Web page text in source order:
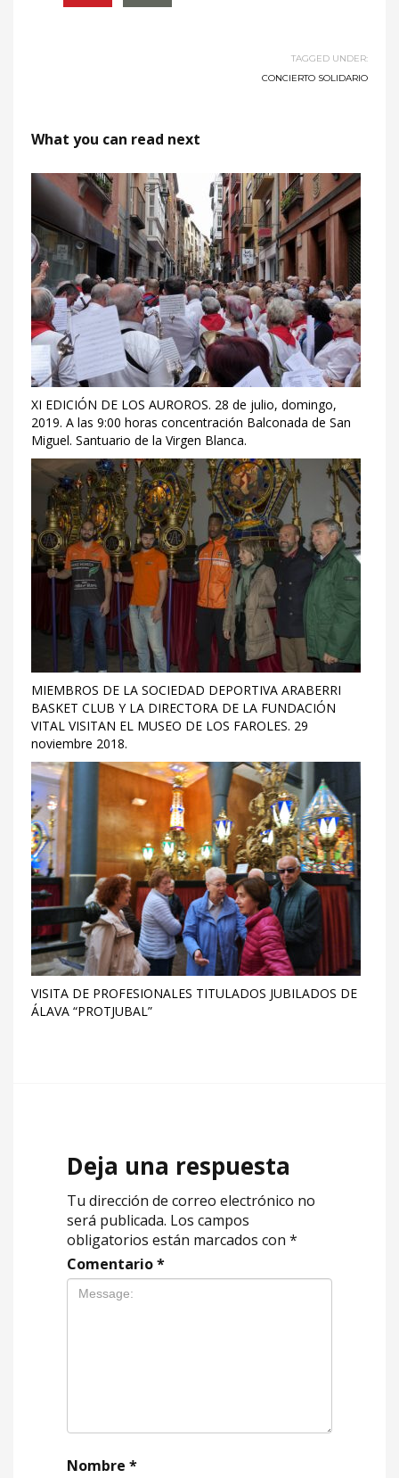
TAGGED UNDER:
CONCIERTO SOLIDARIO
What you can read next
XI EDICIÓN DE LOS AUROROS. 28 de julio, domingo,
2019. A las 9:00 horas concentración Balconada de San
Miguel. Santuario de la Virgen Blanca.
MIEMBROS DE LA SOCIEDAD DEPORTIVA ARABERRI
BASKET CLUB Y LA DIRECTORA DE LA FUNDACIÓN
VITAL VISITAN EL MUSEO DE LOS FAROLES. 29
noviembre 2018.
VISITA DE PROFESIONALES TITULADOS JUBILADOS DE
ÁLAVA “PROTJUBAL”
Deja una respuesta
Tu dirección de correo electrónico no
será publicada. Los campos
obligatorios están marcados con *
Comentario*
Nombre *